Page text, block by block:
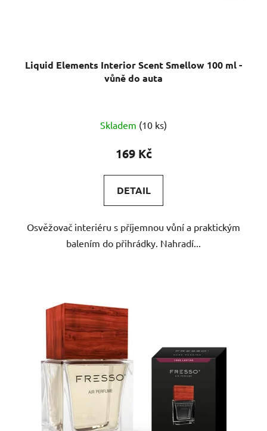
Liquid Elements Interior Scent Smellow 100 ml -
vůně do auta
Skladem (10 ks)
169 Kč
DETAIL
Osvěžovač interiéru s příjemnou vůní a praktickým
balením do přihrádky. Nahradí...